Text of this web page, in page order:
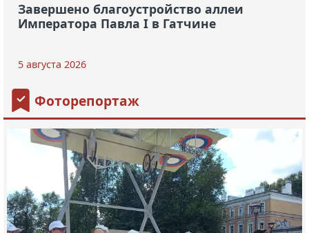
Завершено благоустройство аллеи
Императора Павла I в Гатчине
5 августа 2026
Фоторепортаж